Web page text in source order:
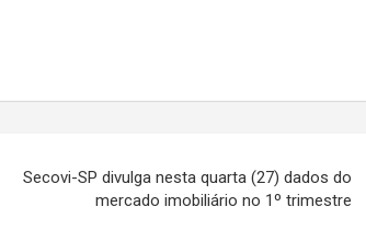
Secovi-SP divulga nesta quarta (27) dados do
mercado imobiliário no 1º trimestre